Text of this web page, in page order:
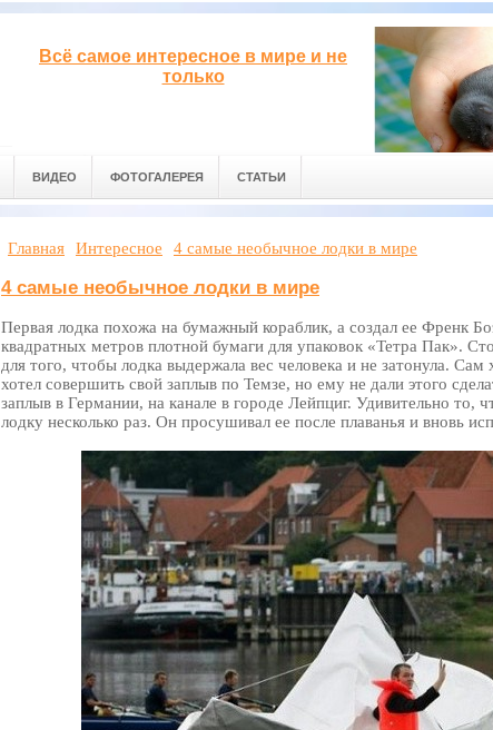
Всё самое интересное в мире и не
только
ВИДЕО ФОТОГАЛЕРЕЯ СТАТЬИ
Главная Интересное 4 самые необычное лодки в мире
4 самые необычное лодки в мире
Первая лодка похожа на бумажный кораблик, а создал ее Френк
квадратных метров плотной бумаги для упаковок «Тетра Пак».
для того, чтобы лодка выдержала вес человека и не затонула.
хотел совершить свой заплыв по Темзе, но ему не дали этого
заплыв в Германии, на канале в городе Лейпциг. Удивительно то,
лодку несколько раз. Он просушивал ее после плаванья и вновь